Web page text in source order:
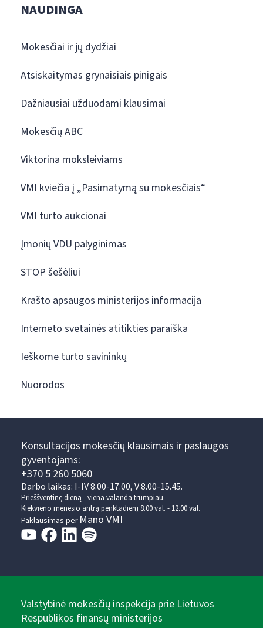
NAUDINGA
Mokesčiai ir jų dydžiai
Atsiskaitymas grynaisiais pinigais
Dažniausiai užduodami klausimai
Mokesčių ABC
Viktorina moksleiviams
VMI kviečia į „Pasimatymą su mokesčiais“
VMI turto aukcionai
Įmonių VDU palyginimas
STOP šešėliui
Krašto apsaugos ministerijos informacija
Interneto svetainės atitikties paraiška
Ieškome turto savininkų
Nuorodos
Konsultacijos mokesčių klausimais ir paslaugos
gyventojams:
+370 5 260 5060
Darbo laikas: I-IV 8.00-17.00, V 8.00-15.45.
Prieššventinę dieną - viena valanda trumpiau.
Kiekvieno mėnesio antrą penktadienį 8.00 val. - 12.00 val.
Paklausimas perMano VMI
Valstybinė mokesčių inspekcija prie Lietuvos
Respublikos finansų ministerijos